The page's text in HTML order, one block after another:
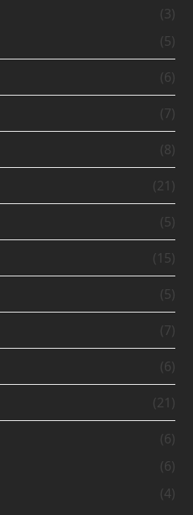
(3)
(5)
(6)
(7)
(8)
(21)
(5)
(15)
(5)
(7)
(6)
(21)
(6)
(6)
(4)